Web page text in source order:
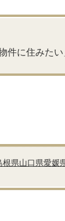
件に住みた
根県山口県愛媛